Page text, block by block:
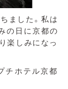
ました。私は
の日に京都の
楽しみになっ
チホテル京都